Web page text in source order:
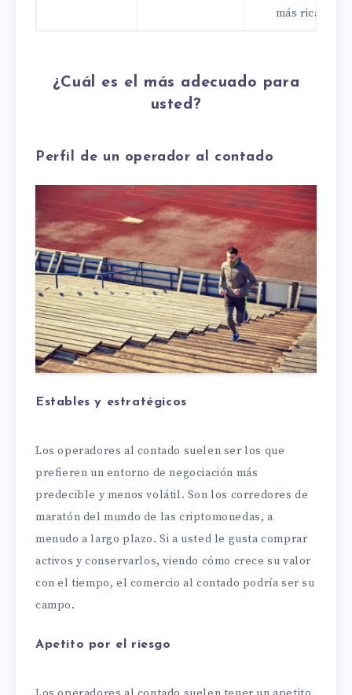
más ricas.
¿Cuál es el más adecuado para
usted?
Perfil de un operador al contado
Estables y estratégicos
Los operadores al contado suelen ser los que
prefieren un entorno de negociación más
predecible y menos volátil. Son los corredores de
maratón del mundo de las criptomonedas, a
menudo a largo plazo. Si a usted le gusta comprar
activos y conservarlos, viendo cómo crece su valor
con el tiempo, el comercio al contado podría ser su
campo.
Apetito por el riesgo